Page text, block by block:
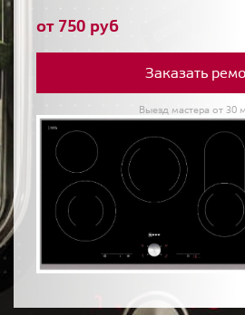
от 750 руб
Заказать
Выезд мастера от 30